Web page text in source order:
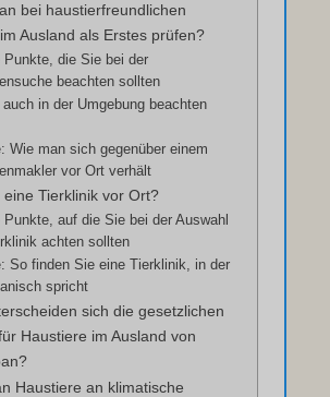
bei haustierfreundlichen
Ausland als Erstes prüfen?
Punkte, die Sie bei der
beachten sollten
in der Umgebung beachten
Wie man sich gegenüber einem
vor Ort verhält
Tierklinik vor Ort?
Punkte, auf die Sie bei der Auswahl
achten sollten
So finden Sie eine Tierklinik, in der
spricht
sich die gesetzlichen
Haustiere im Ausland von
Haustiere an klimatische